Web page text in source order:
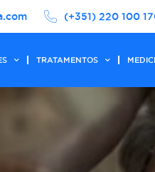
(+351) 220 100
TRATAMENTOS